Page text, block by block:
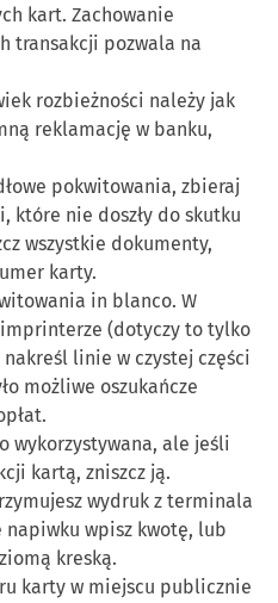
kart. Zachowanie
transakcji pozwala na
rozbieżności należy jak
reklamację w banku,
pokwitowania, zbieraj
które nie doszły do skutku
wszystkie dokumenty,
karty.
in blanco. W
(dotyczy to tylko
nakreśl linie w czystej części
możliwe oszukańcze
wykorzystywana, ale jeśli
kartą, zniszcz ją.
wydruk z terminala
wpisz kwotę, lub
kreską.
karty w miejscu publicznie